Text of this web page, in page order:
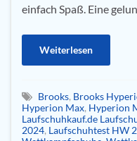
einfach Spaß. Eine
Weiterlesen
Brooks, Brooks
Hyperion Max, Hyperion
Laufschuhkauf.de
2024, Laufschuhtest HW